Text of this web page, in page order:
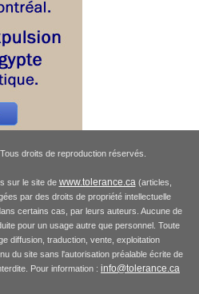
droits de reproduction réservés.
sur le site de www.tolerance.ca(articles,
par des droits de propriété intellectuelle
certains cas, par leurs auteurs. Aucune de
pour un usage autre que personnel. Toute
diffusion, traduction, vente, exploitation
du site sans l'autorisation préalable écrite de
Pour information : info@tolerance.ca